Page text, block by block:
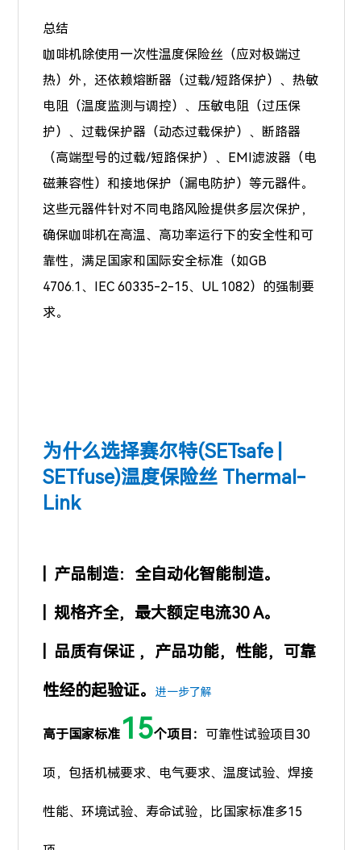
总结
咖啡机除使用一次性温度保险丝（应对极端过
热）外，还依赖熔断器（过载/短路保护）、热敏
电阻（温度监测与调控）、压敏电阻（过压保
护）、过载保护器（动态过载保护）、断路器
（高端型号的过载/短路保护）、EMI滤波器（电
磁兼容性）和接地保护（漏电防护）等元器件。
这些元器件针对不同电路风险提供多层次保护，
确保咖啡机在高温、高功率运行下的安全性和可
靠性，满足国家和国际安全标准（如GB
4706.1、IEC 60335-2-15、UL 1082）的强制要
求。
为什么选择赛尔特(SETsafe |
SETfuse)温度保险丝 Thermal-
Link
| 产品制造：全自动化智能制造。
| 规格齐全，最大额定电流30 A。
| 品质有保证 ，产品功能，性能，可靠
性经的起验证。进一步了解
高于国家标准 15个项目：可靠性试验项目30
项，包括机械要求、电气要求、温度试验、焊接
性能、环境试验、寿命试验，比国家标准多15